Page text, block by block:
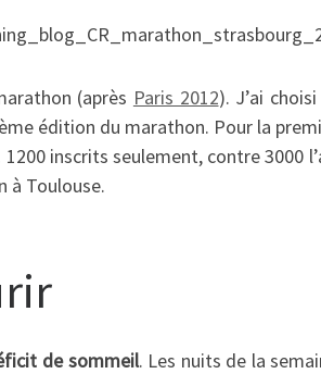
(après Paris 2012). J’ai
édition du marathon. Pour la
inscrits seulement, contre 3000
à Toulouse.
de sommeil. Les nuits de la